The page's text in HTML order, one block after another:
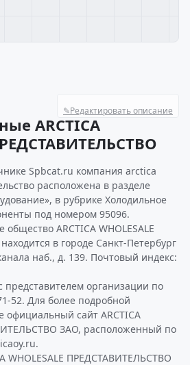
✎Редактировать описание
ARCTICA
Spbcat.ru компания arctica
расположена в разделе
в рубрике Холодильное
под номером 95096.
ARCTICA WHOLESALE
в городе Санкт-Петербург
наб., д. 139. Почтовый индекс:
представителем организации по
52. Для более подробной
официальный сайт ARCTICA
ЗАО, расположенный по
WHOLESALE ПРЕДСТАВИТЕЛЬСТВО